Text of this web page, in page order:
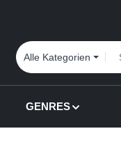
Alle Kategorien
GENRES